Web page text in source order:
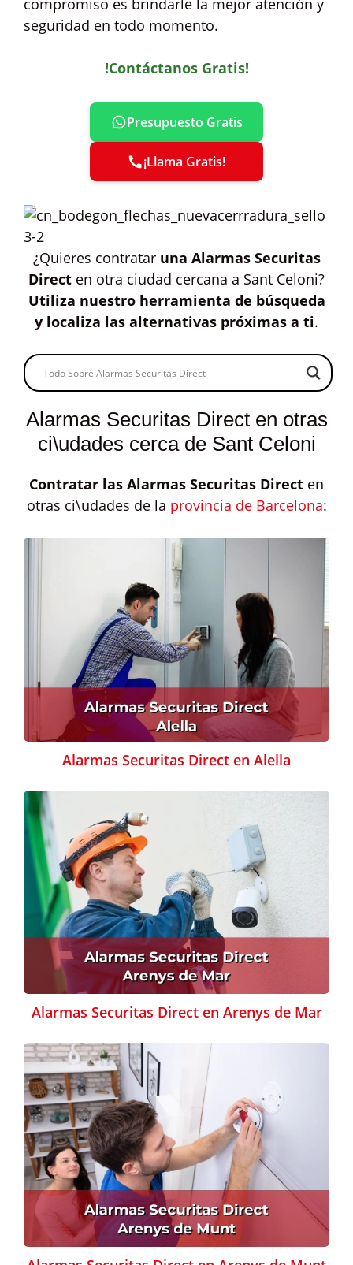
compromiso es brindarle la mejor atención y
seguridad en todo momento.
!Contáctanos Gratis!
Presupuesto Gratis
¡Llama Gratis!
¿Quieres contratar una Alarmas Securitas
Direct en otra ciudad cercana a Sant Celoni?
Utiliza nuestro herramienta de búsqueda
y localiza las alternativas próximas a ti.
Alarmas Securitas Direct en otras
ci\udades cerca de Sant Celoni
Contratar las Alarmas Securitas Direct en
otras ci\udades de la provincia de Barcelona:
Alarmas Securitas Direct en Alella
Alarmas Securitas Direct en Arenys de Mar